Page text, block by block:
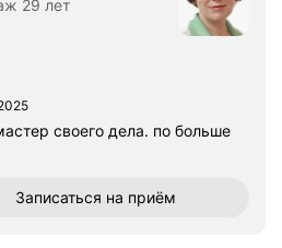
29 лет
своего дела. по больше
Записаться на приём